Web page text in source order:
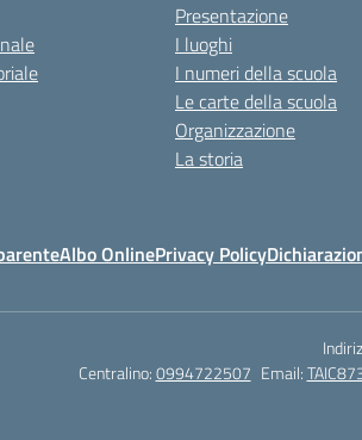
Presentazione
I luoghi
I numeri della scuola
Le carte della scuola
Organizzazione
La storia
Albo OnlinePrivacy Policy
Centralino:0994722507 Email: